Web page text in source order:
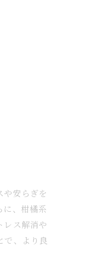
安らぎを
、柑橘系
レス解消や
で、より良